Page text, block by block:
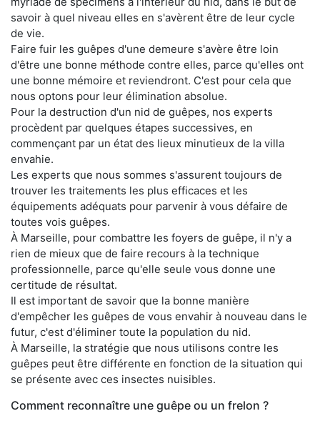
savoir à quel niveau elles en s'avèrent être de leur cycle
de vie.
Faire fuir les guêpes d'une demeure s'avère être loin
d'être une bonne méthode contre elles, parce qu'elles ont
une bonne mémoire et reviendront. C'est pour cela que
nous optons pour leur élimination absolue.
Pour la destruction d'un nid de guêpes, nos experts
procèdent par quelques étapes successives, en
commençant par un état des lieux minutieux de la villa
envahie.
Les experts que nous sommes s'assurent toujours de
trouver les traitements les plus efficaces et les
équipements adéquats pour parvenir à vous défaire de
toutes vois guêpes.
À Marseille, pour combattre les foyers de guêpe, il n'y a
rien de mieux que de faire recours à la technique
professionnelle, parce qu'elle seule vous donne une
certitude de résultat.
Il est important de savoir que la bonne manière
d'empêcher les guêpes de vous envahir à nouveau dans le
futur, c'est d'éliminer toute la population du nid.
À Marseille, la stratégie que nous utilisons contre les
guêpes peut être différente en fonction de la situation qui
se présente avec ces insectes nuisibles.
Comment reconnaître une guêpe ou un frelon ?